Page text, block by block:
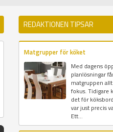
REDAKTIONEN TIPSAR
Matgrupper för köket
Med dagens
planlösningar
matgruppen
fokus. Tidigare
det för
var just precis
Ett...